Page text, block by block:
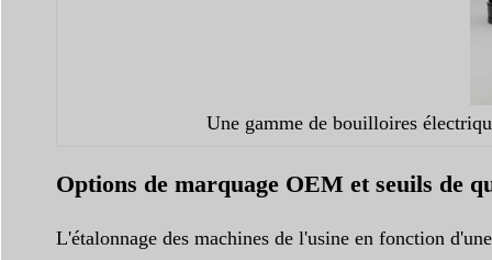
Une gamme de bouilloires
Options de marquage OEM et seuils de
L'étalonnage des machines de l'usine en fonction